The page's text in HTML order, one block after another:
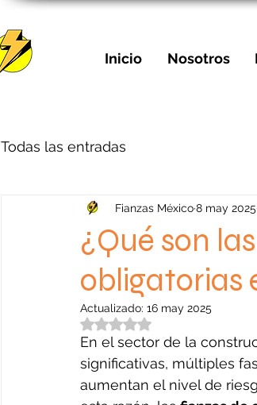
Inicio Nosotros
Todas las entradas
¿Qué son
obligatorias
Fianzas México8 may 2025
Actualizado: 16 may 2025
Obtuvo NaN de 5 estrellas.
En el sector de la
significativas, múltiples
aumentan el nivel de